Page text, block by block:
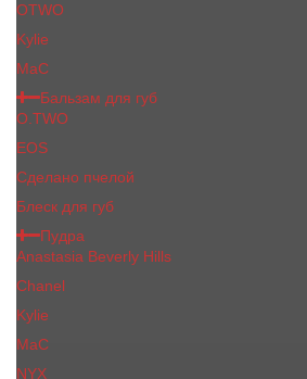
OTWO
Kylie
МаС
Бальзам для губ
O.TWO
EOS
Сделано пчелой
Блеск для губ
Пудра
Anastasia Beverly Hills
Chanel
Kylie
MaC
NYX